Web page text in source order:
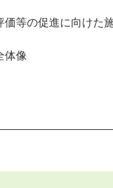
等の促進に向けた
体像